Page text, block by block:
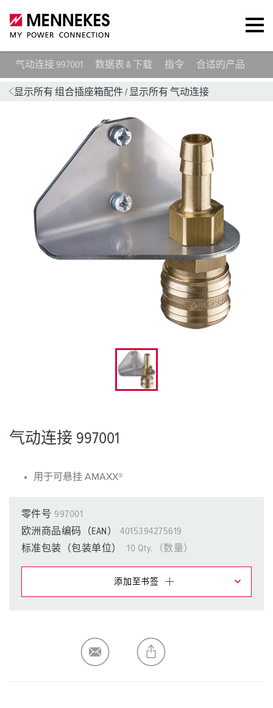
气动连接 997001 数据表 & 下载 指令 合适的产品
显示所有 组合插座箱配件/ 显示所有 气动连接
气动连接 997001
用于可悬挂 AMAXX®
零件号 997001
欧洲商品编码（EAN）
4015394275619
标准包装（包装单位）
10 Qty.（数量）
添加至书签
生成新清单